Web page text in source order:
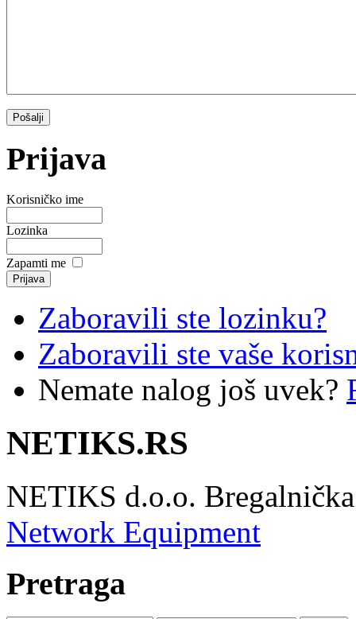
Prijava
Korisničko ime
Lozinka
Zapamti me
Zaboravili ste lozinku?
Zaboravili ste vaše
Nemate nalog još uvek?
NETIKS.RS
NETIKS d.o.o.
Network Equipment
Pretraga